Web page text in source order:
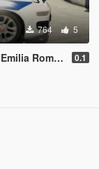
764 5
Reskin 0.1